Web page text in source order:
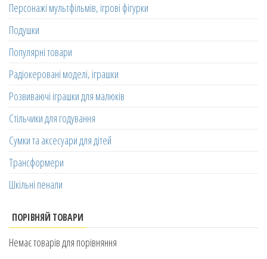
Персонажі мультфільмів, ігрові фігурки
Подушки
Популярні товари
Радіокеровані моделі, іграшки
Розвиваючі іграшки для малюків
Стільчики для годування
Сумки та аксесуари для дітей
Трансформери
Шкільні пенали
ПОРІВНЯЙ ТОВАРИ
Немає товарів для порівняння